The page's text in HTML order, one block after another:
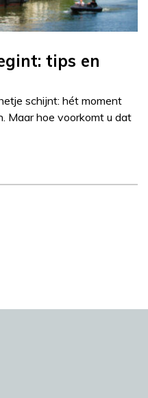
tips en
schijnt: hét moment
Maar hoe voorkomt u dat